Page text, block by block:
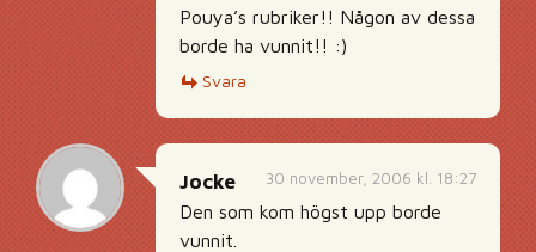
Pouya’s rubriker!! Någon av dessa
borde ha vunnit!! :)
Svara
30 november, 2006 kl. 18:27
Jocke
Den som kom högst upp borde
vunnit.